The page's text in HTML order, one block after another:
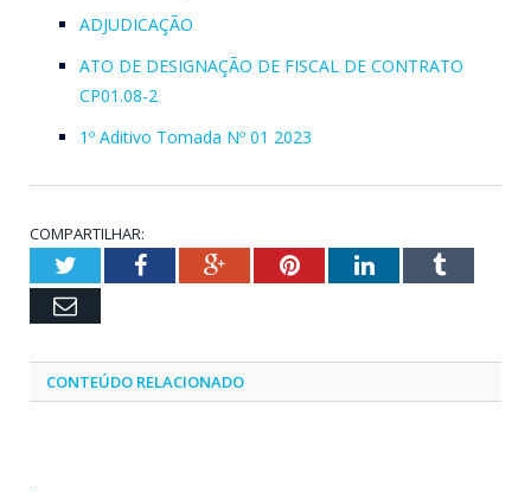
ADJUDICAÇÃO
ATO DE DESIGNAÇÃO DE FISCAL DE CONTRATO
CP01.08-2
1º Aditivo Tomada Nº 01 2023
COMPARTILHAR:
TwitterFacebookGoogle+PinterestLinkedInTumblr
Email
CONTEÚDO RELACIONADO